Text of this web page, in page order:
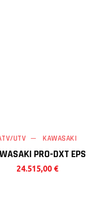
PRO-DXT EPS
UTV KAWASAKI
24.515,00 €